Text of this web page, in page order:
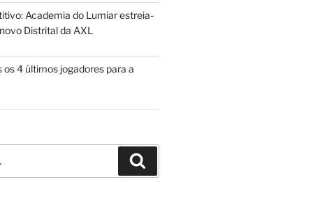
Academia do Lumiar estreia-
Distrital da AXL
os 4 últimos jogadores para a